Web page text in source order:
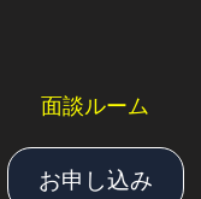
面談ルーム
お申し込み